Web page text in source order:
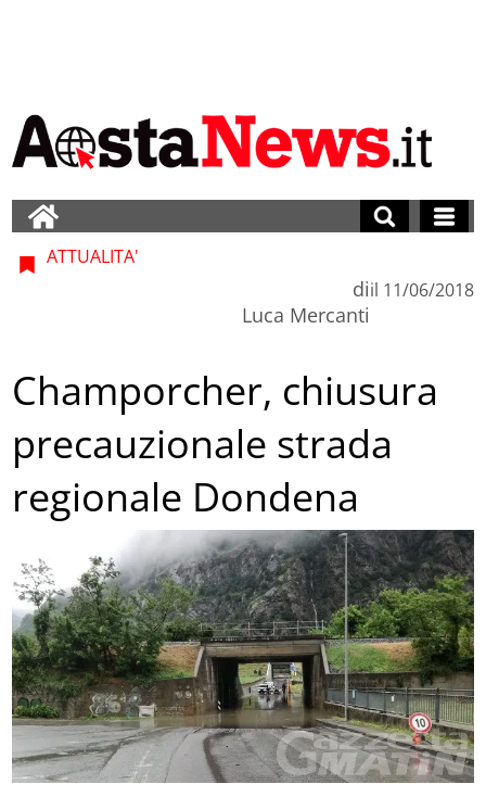
ATTUALITA'
di
Luca Mercanti
il 11/06/2018
Champorcher, chiusura
precauzionale strada
regionale Dondena